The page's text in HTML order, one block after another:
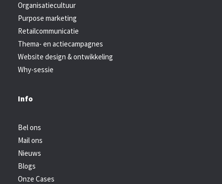
Organisatiecultuur
Purpose marketing
Retailcommunicatie
Thema- en actiecampagnes
Website design & ontwikkeling
Why-sessie
Info
Bel ons
Mail ons
Nieuws
Blogs
Onze Cases